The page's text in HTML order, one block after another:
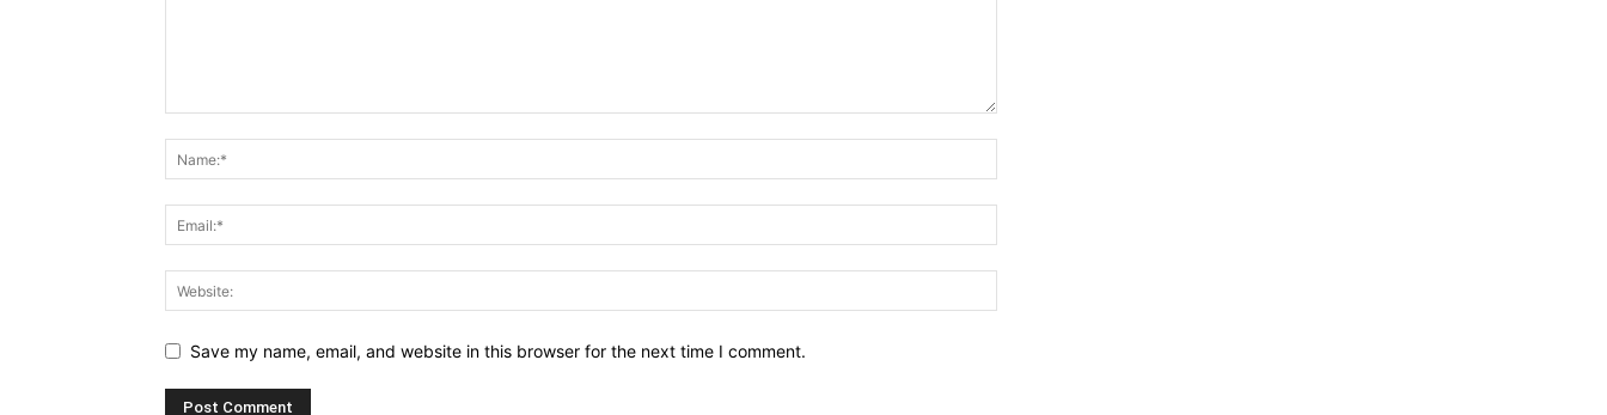
Save my name, email, and website in this browser for the next time I comment.